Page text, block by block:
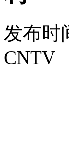
发布时
CNTV